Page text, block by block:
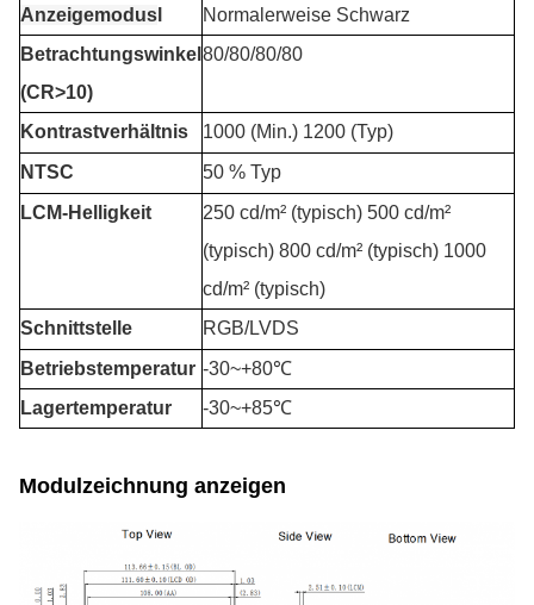
Anzeigemodus
Normalerweise Schwarz
Betrachtungswinkel
(CR>10)
80/80/80/80
Kontrastverhältnis
1000 (Min.) 1200 (Typ)
NTSC
50 % Typ
LCM-Helligkeit
250 cd/m² (typisch) 500 cd/m²
(typisch) 800 cd/m² (typisch) 1000
cd/m² (typisch)
Schnittstelle
RGB/LVDS
Betriebstemperatur -30~+80℃
Lagertemperatur
-30~+85℃
Modulzeichnung anzeigen